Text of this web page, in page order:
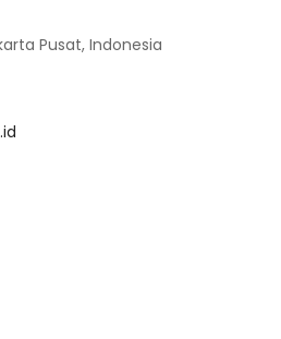
Pusat, Indonesia